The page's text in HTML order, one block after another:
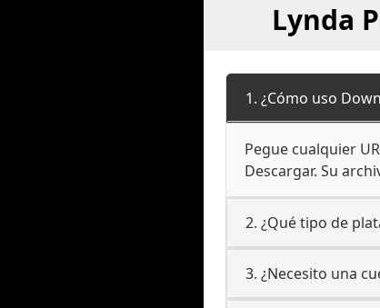
Lynda
1. ¿Cómo uso
Pegue cualquier
Descargar. Su
2. ¿Qué tipo de
3. ¿Necesito una